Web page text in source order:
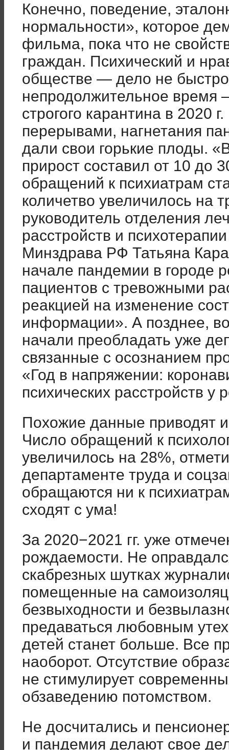
Конечно, поведение,
нормальности», которое
фильма, пока что не
граждан. Психический и
обществе — дело не
непродолжительное время
строгого карантина в 2020
перерывами, нагнетания
дали свои горькие плоды.
прирост составил от 10 до
обращений к психиатрам
количетво увеличилось на
руководитель отделения
расстройств и
Минздрава РФ Татьяна
начале пандемии в городе
пациентов с тревожными
реакцией на изменение
информации». А позднее,
начали преобладать уже
связанные с осознанием
«Год в напряжении:
психических расстройств
Похожие данные приводят
Число обращений к
увеличилось на 28%,
департаменте труда и
обращаются ни к
сходят с ума!
За 2020−2021 гг. уже
рождаемости. Не
скабрезных шутках
помещенные на
безвыходности и
предаваться любовным
детей станет больше. Все
наоборот. Отсутствие
не стимулирует
обзаведению потомством.
Не досчитались и
и пандемия делают свое